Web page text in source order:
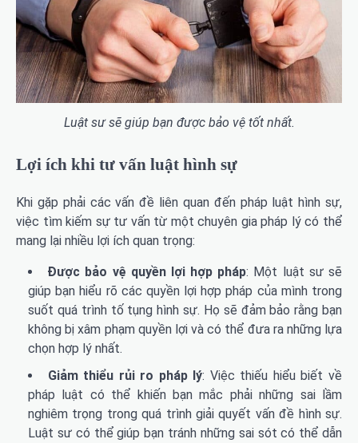
Luật sư sẽ giúp bạn được bảo vệ tốt nhất.
Lợi ích khi tư vấn luật hình sự
Khi gặp phải các vấn đề liên quan đến pháp luật hình sự,
việc tìm kiếm sự tư vấn từ một chuyên gia pháp lý có thể
mang lại nhiều lợi ích quan trọng:
Được bảo vệ quyền lợi hợp pháp: Một luật sư sẽ
giúp bạn hiểu rõ các quyền lợi hợp pháp của mình trong
suốt quá trình tố tụng hình sự. Họ sẽ đảm bảo rằng bạn
không bị xâm phạm quyền lợi và có thể đưa ra những lựa
chọn hợp lý nhất.
Giảm thiểu rủi ro pháp lý: Việc thiếu hiểu biết về
pháp luật có thể khiến bạn mắc phải những sai lầm
nghiêm trọng trong quá trình giải quyết vấn đề hình sự.
Luật sư có thể giúp bạn tránh những sai sót có thể dẫn